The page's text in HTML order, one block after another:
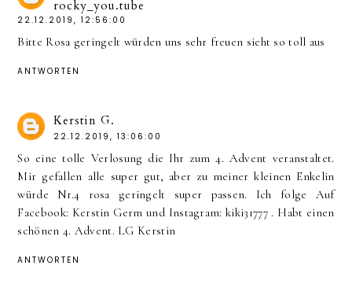
rocky_you.tube
22.12.2019, 12:56:00
Bitte Rosa geringelt würden uns sehr freuen sieht so toll aus
ANTWORTEN
Kerstin G.
22.12.2019, 13:06:00
So eine tolle Verlosung die Ihr zum 4. Advent veranstaltet.
Mir gefallen alle super gut, aber zu meiner kleinen Enkelin
würde Nr.4 rosa geringelt super passen. Ich folge Auf
Facebook: Kerstin Germ und Instagram: kiki31777 . Habt einen
schönen 4. Advent. LG Kerstin
ANTWORTEN